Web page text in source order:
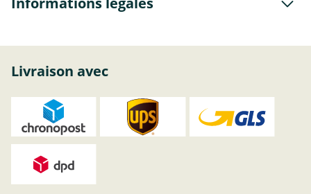
Livraison avec